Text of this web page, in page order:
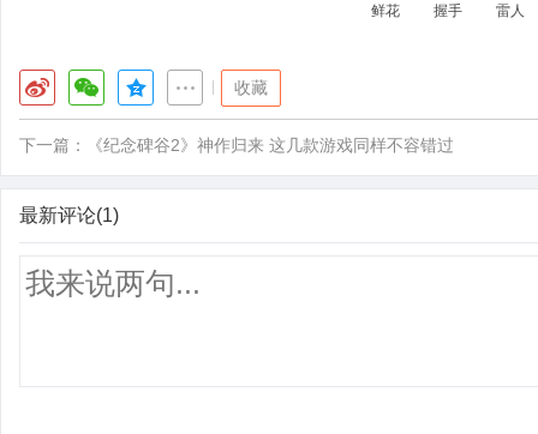
鲜花 握手 雷人
收藏
下一篇： 《纪念碑谷2》神作归来 这几款游戏同样不容错过
最新评论(1)